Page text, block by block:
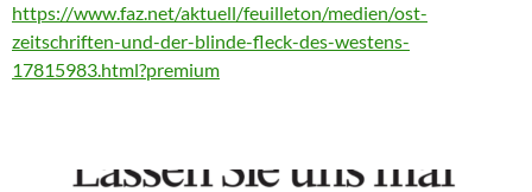
https://www.faz.net/aktuell/feuilleton/medien/ost-
zeitschriften-und-der-blinde-fleck-des-westens-
17815983.html?premium